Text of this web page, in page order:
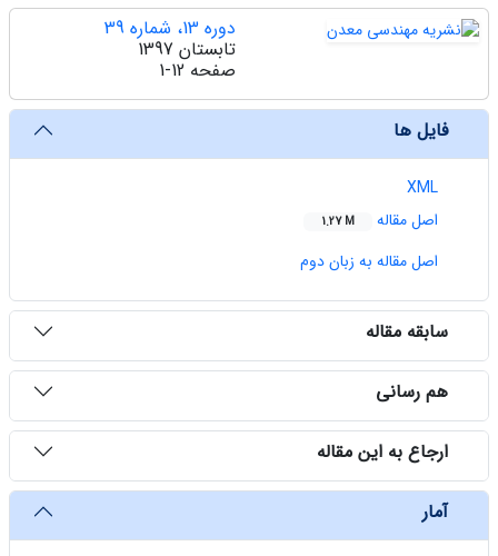
دوره 13، شماره 39
تابستان 1397
صفحه 1-12
فایل ها
XML
اصل مقاله
1.27 M
اصل مقاله به زبان دوم
سابقه مقاله
هم رسانی
ارجاع به این مقاله
آمار